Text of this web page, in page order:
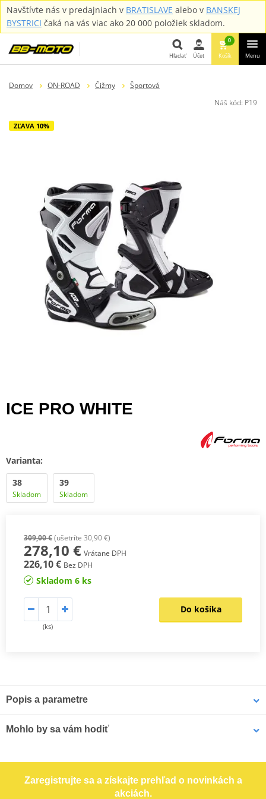
Navštívte nás v predajniach v BRATISLAVE alebo v BANSKEJ
BYSTRICI čaká na vás viac ako 20 000 položiek skladom.
Hľadať Účet
0
Košík Menu
Domov ON-ROAD Čižmy
Športová
Náš kód: P19
ZĽAVA 10%
ICE PRO WHITE
Varianta:
38
Skladom
39
Skladom
309,00 €(ušetríte 30,90 €)
278,10 € Vrátane DPH
226,10 € Bez DPH
Skladom 6 ks
(ks)
Do košíka
Popis a parametre
členku
Mohlo by sa vám hodiť
Zaregistrujte sa a získajte prehľad o novinkách a
akciách.